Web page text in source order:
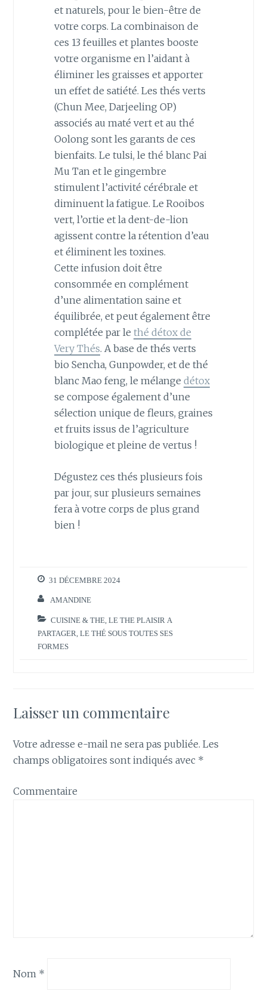
et naturels, pour le bien-être de
votre corps. La combinaison de
ces 13 feuilles et plantes booste
votre organisme en l’aidant à
éliminer les graisses et apporter
un effet de satiété. Les thés verts
(Chun Mee, Darjeeling OP)
associés au maté vert et au thé
Oolong sont les garants de ces
bienfaits. Le tulsi, le thé blanc Pai
Mu Tan et le gingembre
stimulent l’activité cérébrale et
diminuent la fatigue. Le Rooibos
vert, l’ortie et la dent-de-lion
agissent contre la rétention d’eau
et éliminent les toxines.
Cette infusion doit être
consommée en complément
d’une alimentation saine et
équilibrée, et peut également être
complétée par le thé détox de
Very Thés. A base de thés verts
bio Sencha, Gunpowder, et de thé
blanc Mao feng, le mélange détox
se compose également d’une
sélection unique de fleurs, graines
et fruits issus de l’agriculture
biologique et pleine de vertus !
Dégustez ces thés plusieurs fois
par jour, sur plusieurs semaines
fera à votre corps de plus grand
bien !
31 DÉCEMBRE 2024
AMANDINE
CUISINE & THE ,LE THE PLAISIR A
PARTAGER ,LE THÉ SOUS TOUTES SES
FORMES
Laisser un commentaire
Votre adresse e-mail ne sera pas publiée. Les
champs obligatoires sont indiqués avec *
Commentaire
Nom *